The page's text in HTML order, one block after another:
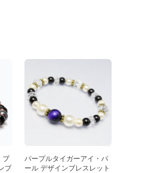
ブ
ブ
パープルタイガーアイ・パ
ール デザインブレスレット